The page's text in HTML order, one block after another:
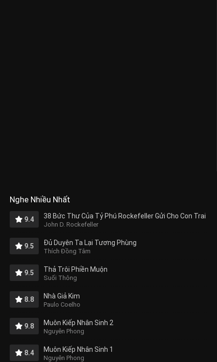
Nghe Nhiều Nhất
9.4 38 Bức Thư Của Tỷ Phú Rockefeller Gửi Cho Con Trai
John D. Rockefeller
9.5 Đủ Duyên Ta Lại Tương Phùng
Thích Đồng Tâm
9.5 Thả Trôi Phiền Muộn
Suối Thông
8.8 Nhà Giả Kim
Paulo Coelho
9.8 Muôn Kiếp Nhân Sinh 2
Nguyên Phong
8.4 Muôn Kiếp Nhân Sinh 1
Nguyên Phong